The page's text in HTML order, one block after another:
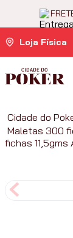
Loja Física
Maletas 300
fichas 11,5gms